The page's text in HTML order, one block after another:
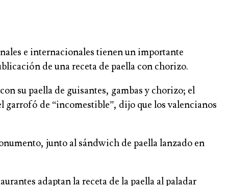
e internacionales tienen un importante
de una receta de paella con chorizo.
su paella de guisantes, gambas y chorizo; el
garrofó de “incomestible”, dijo que los valencianos
junto al sándwich de paella lanzado en
adaptan la receta de la paella al paladar